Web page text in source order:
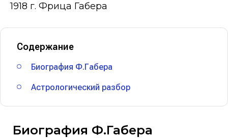
1918 г. Фрица Габера
Содержание
Биография Ф.Габера
Астрологический разбор
Биография Ф.Габера